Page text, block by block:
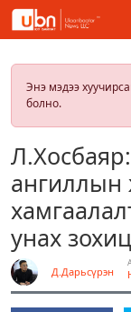
Энэ мэдээ
болно.
ангиллын
унах
Д.Дарьсүрэн